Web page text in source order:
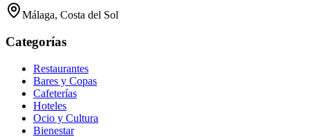
Málaga, Costa del Sol
Categorías
Restaurantes
Bares y Copas
Cafeterías
Hoteles
Ocio y Cultura
Bienestar